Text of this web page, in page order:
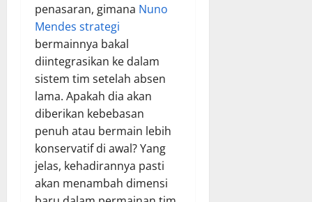
penasaran, gimana Nuno
Mendes strategi
bermainnya bakal
diintegrasikan ke dalam
sistem tim setelah absen
lama. Apakah dia akan
diberikan kebebasan
penuh atau bermain lebih
konservatif di awal? Yang
jelas, kehadirannya pasti
akan menambah dimensi